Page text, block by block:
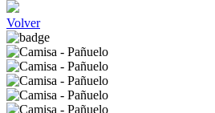
Volver